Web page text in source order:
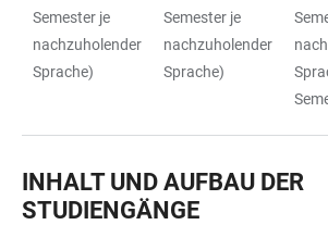
TABLE
Semester je
nachzuholender
Sprache)
Semester je
nachzuholender
Sprache)
INHALT UND AUFBAU DER
STUDIENGÄNGE